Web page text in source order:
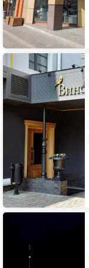
Отель
Винсент
Гостиница